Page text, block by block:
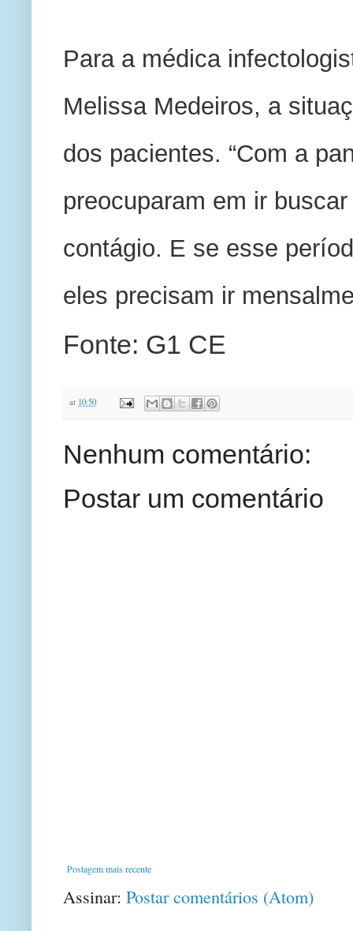
Para a médica
Melissa Medeiros, a
dos pacientes. “Com a
preocuparam em ir
contágio. E se esse
eles precisam ir
Fonte: G1 CE
at 10:50
Nenhum comentário:
Postar um comentário
Postagem mais recente
Assinar: Postar comentários (Atom)